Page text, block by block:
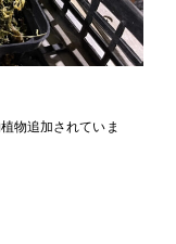
物追加されていま